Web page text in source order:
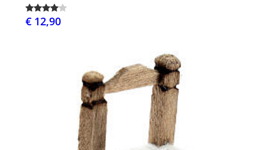
€ 12,90